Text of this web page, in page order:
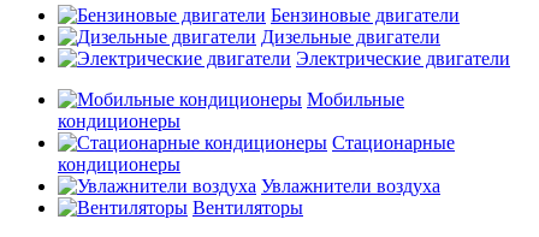
Бензиновые двигатели
Дизельные двигатели
Электрические двигатели
Мобильные
кондиционеры
Стационарные
кондиционеры
Увлажнители воздуха
Вентиляторы